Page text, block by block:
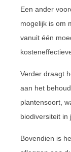
Een ander
mogelijk is om
vanuit één
Verder draagt
aan het
plantensoort,
biodiversiteit in
Bovendien is